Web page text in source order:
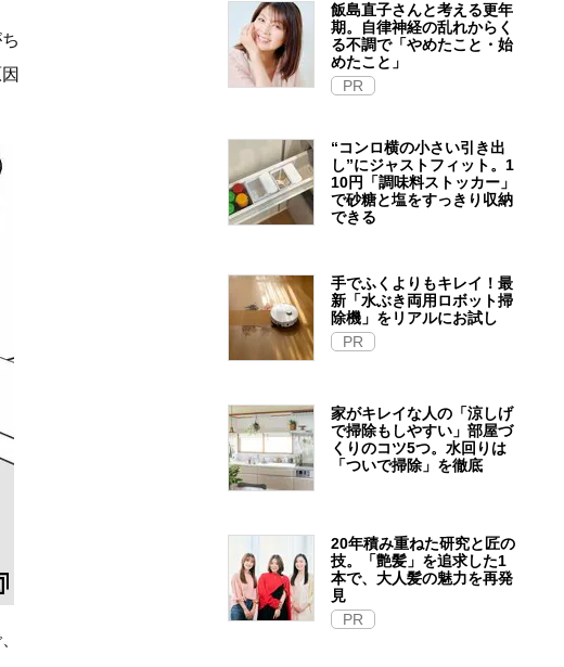
飯島直子さんと考える更年
期。自律神経の乱れからく
る不調で「やめたこと・始
めたこと」
PR
“コンロ横の小さい引き出
し”にジャストフィット。1
10円「調味料ストッカー」
で砂糖と塩をすっきり収納
できる
手でふくよりもキレイ！最
新「水ぶき両用ロボット掃
除機」をリアルにお試し
PR
家がキレイな人の「涼しげ
で掃除もしやすい」部屋づ
くりのコツ5つ。水回りは
「ついで掃除」を徹底
20年積み重ねた研究と匠の
技。「艶髪」を追求した1
本で、大人髪の魅力を再発
見
PR